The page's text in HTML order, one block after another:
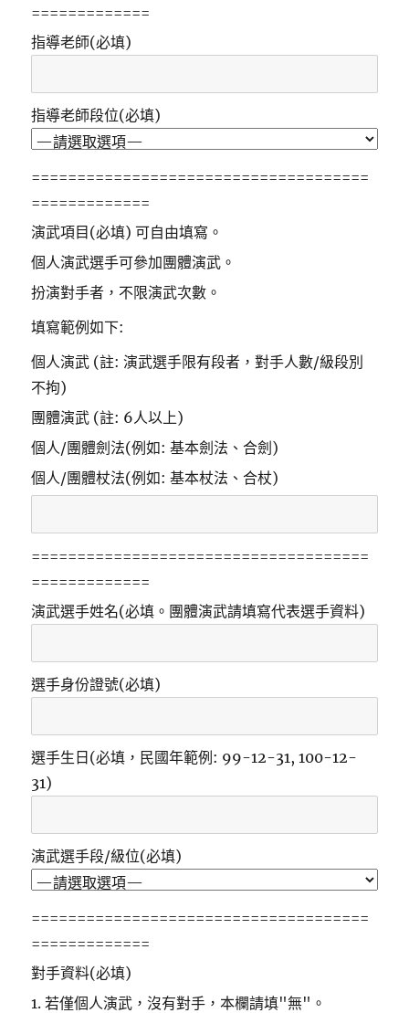
=============
指導老師(必填)
指導老師段位(必填)
=====================================
=============
演武項目(必填) 可自由填寫。
個人演武選手可參加團體演武。
扮演對手者，不限演武次數。
填寫範例如下:
個人演武 (註: 演武選手限有段者，對手人數/級段別
不拘)
團體演武 (註: 6人以上)
個人/團體劍法(例如: 基本劍法、合劍)
個人/團體杖法(例如: 基本杖法、合杖)
=====================================
=============
演武選手姓名(必填。團體演武請填寫代表選手資料)
選手身份證號(必填)
選手生日(必填，民國年範例: 99-12-31, 100-12-
31)
演武選手段/級位(必填)
=====================================
=============
對手資料(必填)
1. 若僅個人演武，沒有對手，本欄請填"無"。